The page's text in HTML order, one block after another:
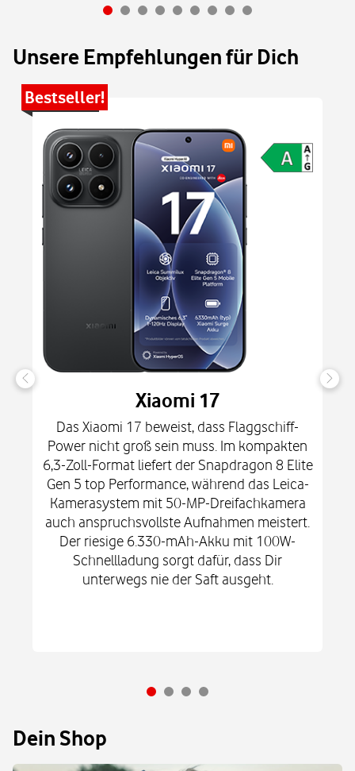
Unsere Empfehlungen für Dich
Bestseller!
Xiaomi 17
Das Xiaomi 17 beweist, dass Flaggschiff-
Power nicht groß sein muss. Im kompakten
6,3-Zoll-Format liefert der Snapdragon 8 Elite
Gen 5 top Performance, während das Leica-
Kamerasystem mit 50-MP-Dreifachkamera
auch anspruchsvollste Aufnahmen meistert.
Der riesige 6.330-mAh-Akku mit 100W-
Schnellladung sorgt dafür, dass Dir
unterwegs nie der Saft ausgeht.
Dein Shop